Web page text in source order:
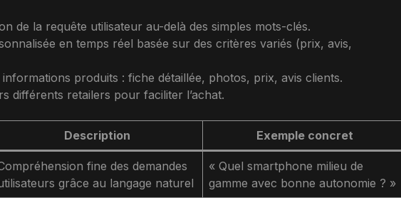
de la requête utilisateur au-delà des simples mots-clés.
en temps réel basée sur des critères variés (prix, avis,
informations produits : fiche détaillée, photos, prix, avis clients.
différents retailers pour faciliter l’achat.
Description Exemple concret
fine des demandes
grâce au langage naturel
« Quel smartphone milieu de
gamme avec bonne autonomie ? »